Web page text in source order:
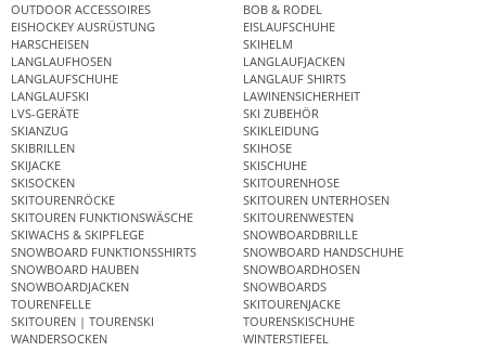
OUTDOOR ACCESSOIRES
BOB & RODEL
EISHOCKEY AUSRÜSTUNG
EISLAUFSCHUHE
HARSCHEISEN
SKIHELM
LANGLAUFHOSEN
LANGLAUFJACKEN
LANGLAUFSCHUHE
LANGLAUF SHIRTS
LANGLAUFSKI
LAWINENSICHERHEIT
LVS-GERÄTE
SKI ZUBEHÖR
SKIANZUG
SKIKLEIDUNG
SKIBRILLEN
SKIHOSE
SKIJACKE
SKISCHUHE
SKISOCKEN
SKITOURENHOSE
SKITOURENRÖCKE
SKITOUREN UNTERHOSEN
SKITOUREN FUNKTIONSWÄSCHE
SKITOURENWESTEN
SKIWACHS & SKIPFLEGE
SNOWBOARDBRILLE
SNOWBOARD FUNKTIONSSHIRTS
SNOWBOARD HANDSCHUHE
SNOWBOARD HAUBEN
SNOWBOARDHOSEN
SNOWBOARDJACKEN
SNOWBOARDS
TOURENFELLE
SKITOURENJACKE
SKITOUREN | TOURENSKI
TOURENSKISCHUHE
WANDERSOCKEN
WINTERSTIEFEL